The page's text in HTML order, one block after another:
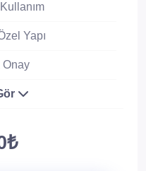
Yapı
Onay